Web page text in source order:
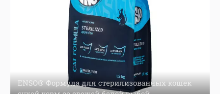
ENSO® Формула для стерилизованных кошек